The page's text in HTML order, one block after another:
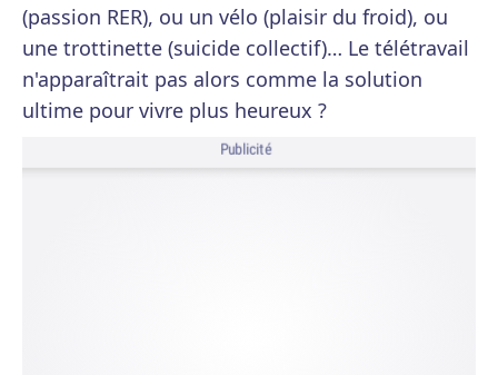
(passion RER), ou un vélo (plaisir du froid), ou
une trottinette (suicide collectif)… Le télétravail
n'apparaîtrait pas alors comme la solution
ultime pour vivre plus heureux ?
Publicité